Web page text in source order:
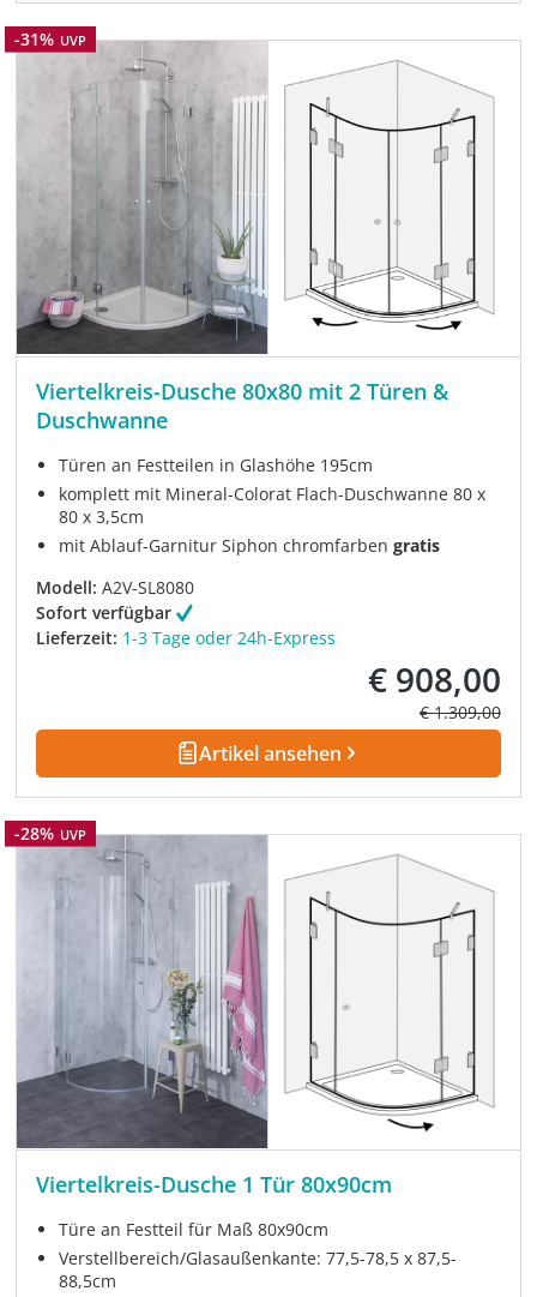
Rabatt
-31% UVP
Viertelkreis-Dusche 80x80 mit 2 Türen &
Duschwanne
Türen an Festteilen in Glashöhe 195cm
komplett mit Mineral-Colorat Flach-Duschwanne 80 x
80 x 3,5cm
mit Ablauf-Garnitur Siphon chromfarbengratis
Modell: A2V-SL8080
Sofort verfügbar
Lieferzeit: 1-3 Tage oder 24h-Express
Verkaufspreis:
€ 908,00
Regulärer
€ 1.309,00
Artikel ansehen
Rabatt
-28% UVP
Viertelkreis-Dusche 1 Tür 80x90cm
Türe an Festteil für Maß 80x90cm
Verstellbereich/Glasaußenkante: 77,5-78,5 x 87,5-
88,5cm